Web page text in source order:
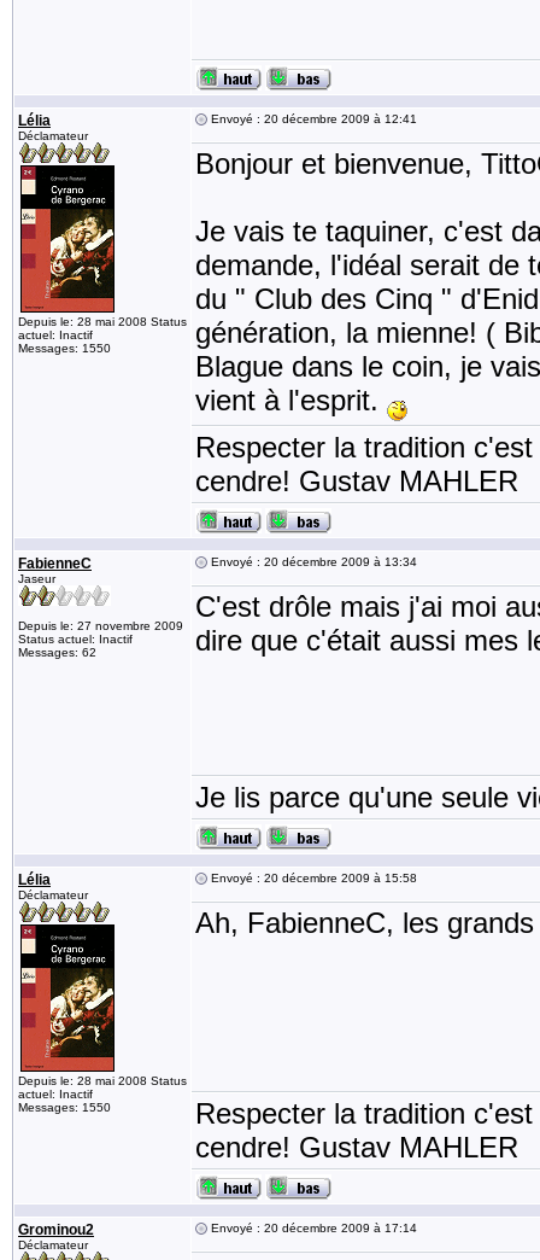
Lélia
Déclamateur
Depuis le: 28 mai 2008 Status
actuel: Inactif
Messages: 1550
Envoyé : 20 décembre 2009 à 12:41
Bonjour et bienvenue,
Je vais te taquiner, c'est
demande, l'idéal serait de
du " Club des Cinq "
génération, la mienne! (
Blague dans le coin, je
vient à l'esprit.
Respecter la tradition
cendre! Gustav MAHLER
FabienneC
Jaseur
Depuis le: 27 novembre 2009
Status actuel: Inactif
Messages: 62
Envoyé : 20 décembre 2009 à 13:34
C'est drôle mais j'ai moi
dire que c'était aussi mes
Je lis parce qu'une seule
Lélia
Déclamateur
Depuis le: 28 mai 2008 Status
actuel: Inactif
Messages: 1550
Envoyé : 20 décembre 2009 à 15:58
Ah, FabienneC, les
Respecter la tradition
cendre! Gustav MAHLER
Grominou2
Déclamateur
Envoyé : 20 décembre 2009 à 17:14